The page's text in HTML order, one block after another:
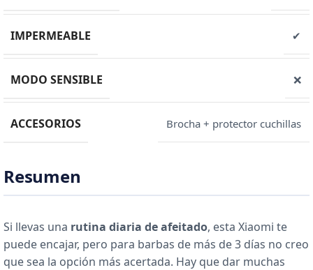
IMPERMEABLE ✔
MODO SENSIBLE ❌
ACCESORIOS Brocha + protector cuchillas
Resumen
Si llevas una rutina diaria de afeitado, esta Xiaomi te
puede encajar, pero para barbas de más de 3 días no creo
que sea la opción más acertada. Hay que dar muchas